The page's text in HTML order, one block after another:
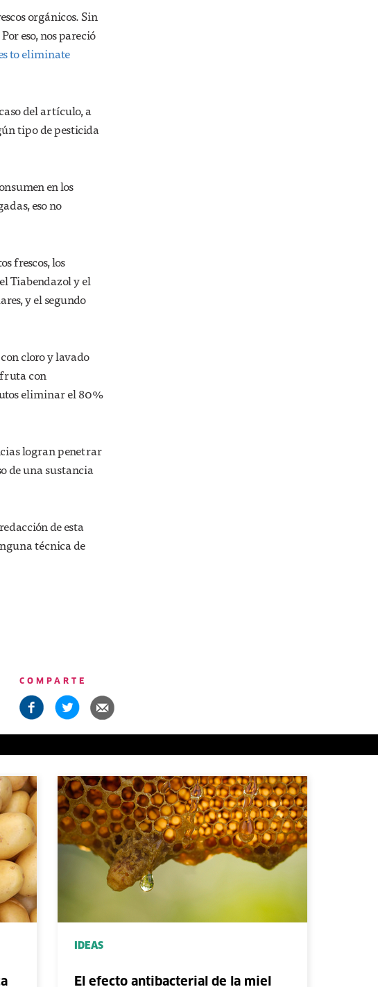
orgánicos. Sin
eso, nos pareció
to eliminate
del artículo, a
tipo de pesticida
en los
eso no
frescos, los
Tiabendazol y el
y el segundo
cloro y lavado
fruta con
eliminar el 80%
logran penetrar
de una sustancia
de esta
técnica de
COMPARTE
IDEAS
El efecto antibacterial de la miel